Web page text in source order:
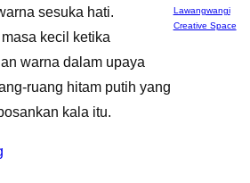
sesuka hati.
kecil ketika
warna dalam upaya
ruang hitam putih yang
kala itu.
Lawangwangi
Creative Space